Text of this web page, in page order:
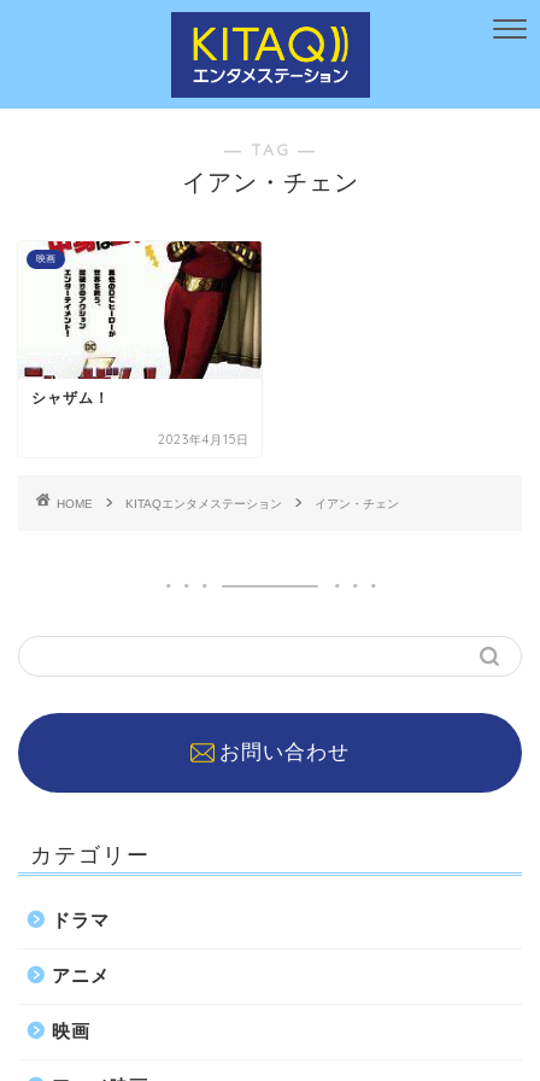
― TAG ―
イアン・チェン
映画
シャザム！
2023年4月15日
HOME KITAQエンタメステーション イアン・チェン
お問い合わせ
カテゴリー
ドラマ
アニメ
映画